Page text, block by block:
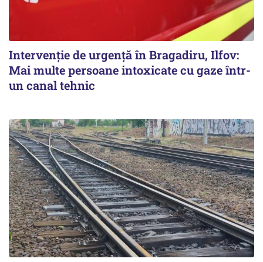
Intervenție de urgență în Bragadiru, Ilfov:
Mai multe persoane intoxicate cu gaze într-
un canal tehnic